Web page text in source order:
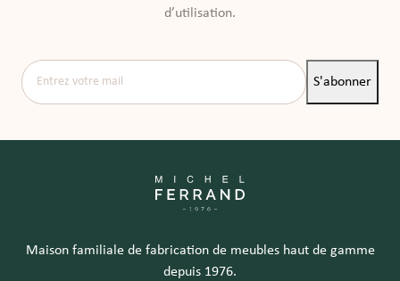
d’utilisation.
Entrez votre mail
S'abonner
Maison familiale de fabrication de meubles haut de gamme
depuis 1976.